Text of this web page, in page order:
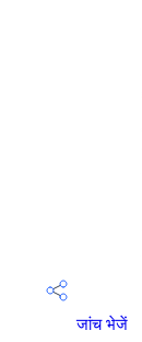
जांच भेजें